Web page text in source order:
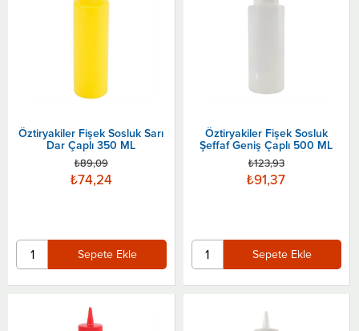
Öztiryakiler Fişek Sosluk Sarı
Dar Çaplı 350 ML
₺74,24
₺89,09
Sepete Ekle
Öztiryakiler Fişek Sosluk
Şeffaf Geniş Çaplı 500 ML
₺91,37
₺123,93
Sepete Ekle